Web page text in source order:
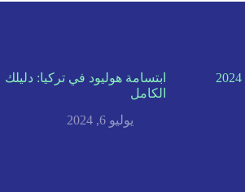
ابتسامة هوليود في تركيا: دليلك
الكامل
يوليو 6, 2024